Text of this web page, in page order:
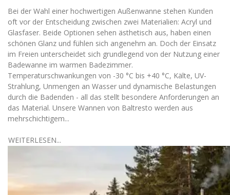
Bei der Wahl einer hochwertigen Außenwanne stehen Kunden
oft vor der Entscheidung zwischen zwei Materialien: Acryl und
Glasfaser. Beide Optionen sehen ästhetisch aus, haben einen
schönen Glanz und fühlen sich angenehm an. Doch der Einsatz
im Freien unterscheidet sich grundlegend von der Nutzung einer
Badewanne im warmen Badezimmer.
Temperaturschwankungen von -30 °C bis +40 °C, Kälte, UV-
Strahlung, Unmengen an Wasser und dynamische Belastungen
durch die Badenden - all das stellt besondere Anforderungen an
das Material. Unsere Wannen von Baltresto werden aus
mehrschichtigem...
WEITERLESEN...